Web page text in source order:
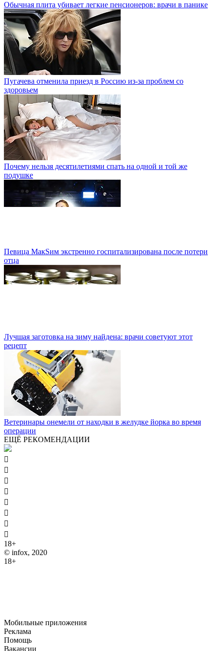
Обычная плита убивает легкие пенсионеров: врачи в панике
Пугачева отменила приезд в Россию из-за проблем со
здоровьем
Почему нельзя десятилетиями спать на одной и той же
подушке
Певица МакSим экстренно госпитализирована после потери
отца
Лучшая заготовка на зиму найдена: врачи советуют этот
рецепт
Ветеринары онемели от находки в желудке йорка во время
операции
ЕЩЁ РЕКОМЕНДАЦИИ








18+
© infox, 2020
18+
Мобильные приложения
Реклама
Помощь
Вакансии